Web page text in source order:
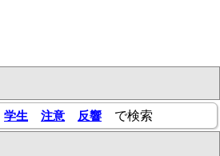
学生 注意 反響 で検索